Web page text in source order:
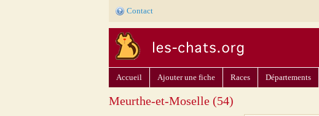
Contact
Accueil Ajouter une fiche Races Départements
Meurthe-et-Moselle (54)